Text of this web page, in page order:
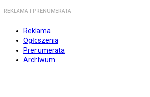
REKLAMA I PRENUMERATA
Reklama
Ogłoszenia
Prenumerata
Archiwum